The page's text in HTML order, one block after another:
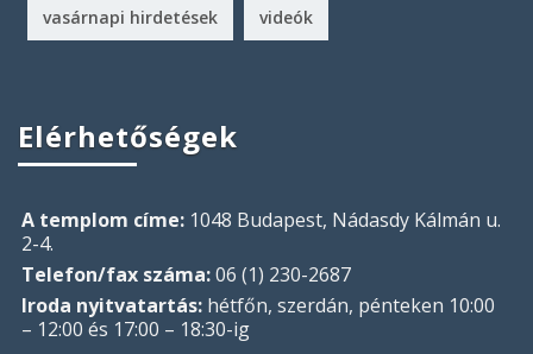
vasárnapi hirdetések videók
Elérhetőségek
A templom címe: 1048 Budapest, Nádasdy Kálmán u.
2-4.
Telefon/fax száma:06 (1) 230-2687
Iroda nyitvatartás: hétfőn, szerdán, pénteken 10:00
– 12:00 és 17:00 – 18:30-ig